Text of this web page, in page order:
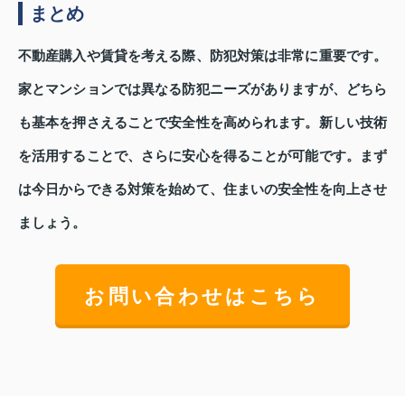
まとめ
不動産購入や賃貸を考える際、防犯対策は非常に重要です。
家とマンションでは異なる防犯ニーズがありますが、どちら
も基本を押さえることで安全性を高められます。新しい技術
を活用することで、さらに安心を得ることが可能です。まず
は今日からできる対策を始めて、住まいの安全性を向上させ
ましょう。
お問い合わせはこちら